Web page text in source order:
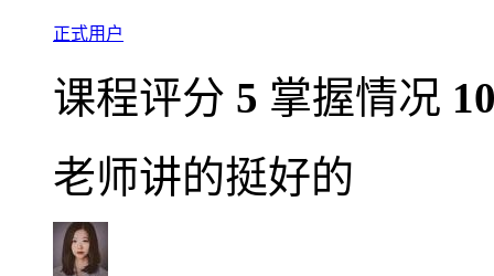
正式用户
课程评分 5 掌握情况
老师讲的挺好的